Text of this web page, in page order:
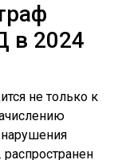
в 2024
не только к